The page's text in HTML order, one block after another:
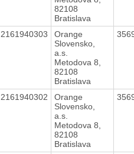
82108
Bratislava
2161940303
Orange
Slovensko,
a.s.
Metodova 8,
82108
Bratislava
2161940302
Orange
Slovensko,
a.s.
Metodova 8,
82108
Bratislava